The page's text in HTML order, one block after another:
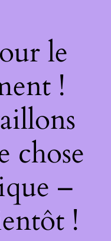
le
!
chose
–
!